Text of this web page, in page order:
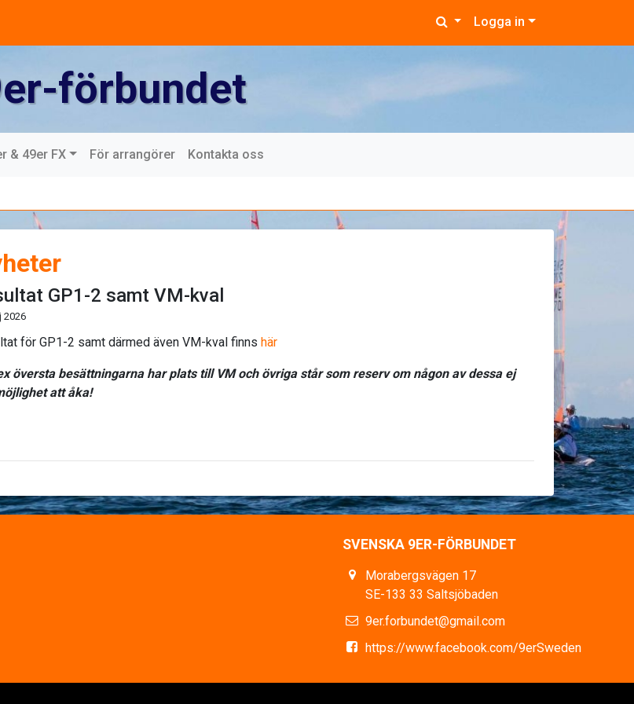
Logga in
förbundet
& 49er FX För arrangörer Kontakta oss
GP1-2 samt VM-kval
2026
för GP1-2 samt därmed även VM-kval finns här
översta besättningarna har plats till VM och övriga står som reserv om någon av dessa ej
att åka!
SVENSKA 9ER-FÖRBUNDET
Morabergsvägen 17
SE-133 33 Saltsjöbaden
9er.forbundet@gmail.com
https://www.facebook.com/9erSweden